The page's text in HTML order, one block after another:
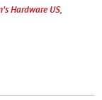
Hardware US,